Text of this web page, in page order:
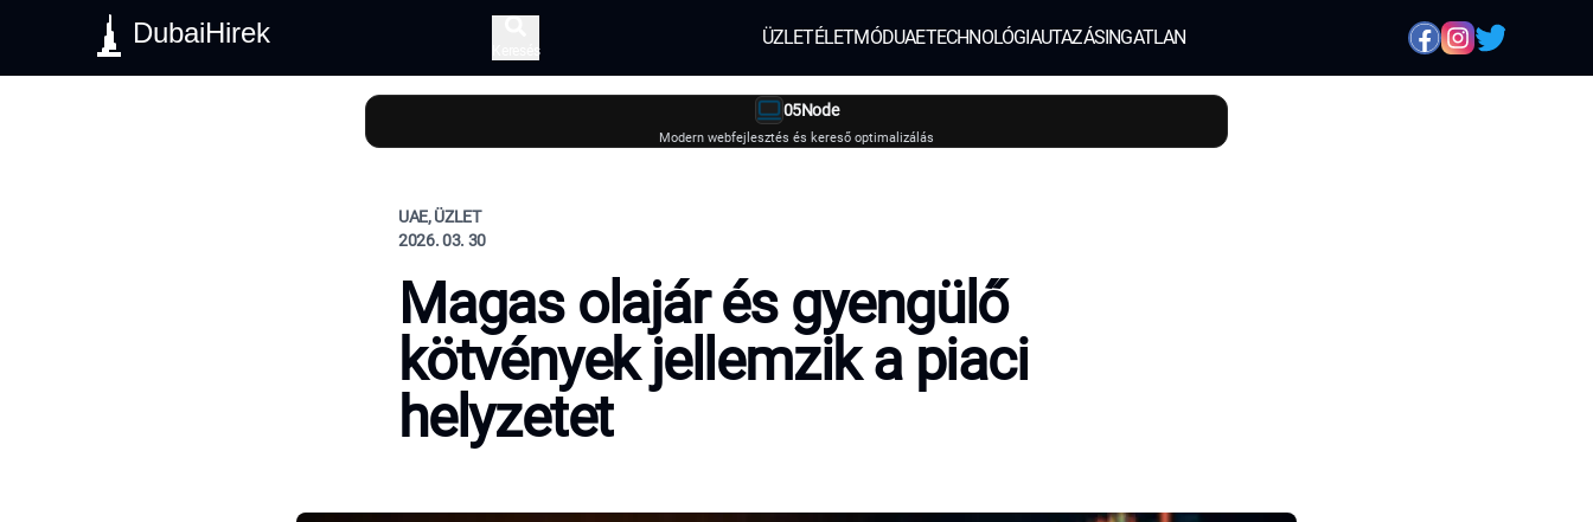
DubaiHirek
Keresés
ÜZLETÉLETMÓDUAETECHNOLÓGIAUTAZÁSINGATLAN
05Node
Modern webfejlesztés és kereső optimalizálás
UAE, ÜZLET
2026. 03. 30
Magas olajár és gyengülő
kötvények jellemzik a piaci
helyzetet